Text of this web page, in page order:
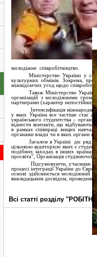
молодіжне співробітництво.
Міністерство України у
культурних обмінів. Зокрема,
міжвідомчих угод щодо
Також Міністерство
організацій з молодіжними
партнерами (характер непостійних
Інтенсифікація
у яких Україна все частіше стає
українського студентства –
віднести контакти, що
в рамках співпраці вищих
органами влади чи в яких органи
Загалом в Україні
діє ряд
цільовою аудиторією яких є
подібних заходах в інших
просвіта”, Організація студіюючої
Підсумовуючи, учасники
процесі інтеграції України до
основі здійснюється молодіжний
викладацьким досвідом,
Всі статті розділу